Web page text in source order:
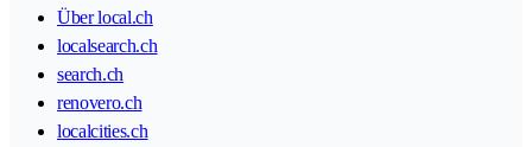
Über local.ch
localsearch.ch
search.ch
renovero.ch
localcities.ch